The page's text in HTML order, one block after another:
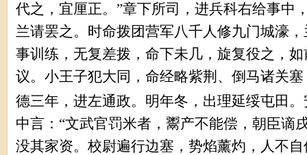
代之，宜厘正。”章下所司，进兵科右给事中
兰请罢之。时命拨团营军八千人修九门城濠
事训练，无复差拨，命下未几，旋复役之，
议。小王子犯大同，命经略紫荆、倒马诸关
德三年，进左通政。明年冬，出理延绥屯田
中言：“文武官罚米者，鬻产不能偿，朝臣谪
没其家资。校尉遍行边塞，势焰薰灼，人不